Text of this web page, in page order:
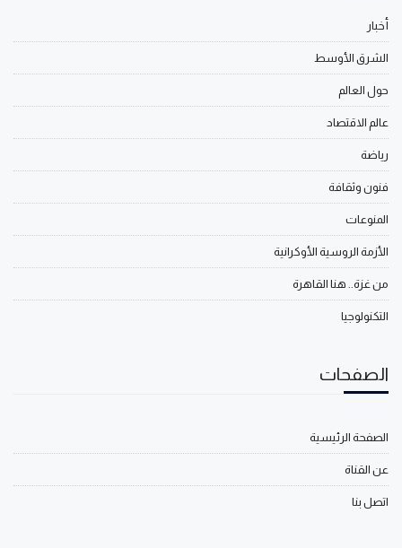
أخبار
الشرق الأوسط
حول العالم
عالم الاقتصاد
رياضة
فنون وثقافة
المنوعات
الأزمة الروسية الأوكرانية
من غزة.. هنا القاهرة
التكنولوجيا
الصفحات
الصفحة الرئيسية
عن القناة
اتصل بنا